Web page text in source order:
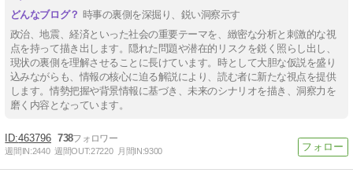
時事の裏側を深掘り、鋭い洞察示す
政治、地震、経済といった社会の重要テーマを、緻密な分析と刺激的な視
点を持って描き出します。隠れた問題や潜在的リスクを鋭く照らし出し、
現状の裏側を理解させることに長けています。時として大胆な仮説を盛り
込みながらも、情報の核心に迫る解説により、読む者に新たな視点を提供
します。情勢把握や背景情報に基づき、未来のシナリオを描き、洞察力を
磨く内容となっています。
463796 738
週間IN:2440 週間OUT:27220 月間IN:9300